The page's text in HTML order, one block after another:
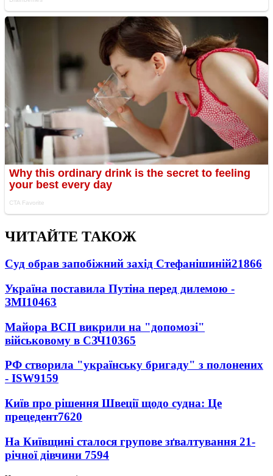
ЧИТАЙТЕ ТАКОЖ
Суд обрав запобіжний захід Стефанішиній21866
Україна поставила Путіна перед дилемою -
ЗМІ10463
Майора ВСП викрили на "допомозі"
військовому в СЗЧ10365
РФ створила "українську бригаду" з полонених
- ISW9159
Київ про рішення Швеції щодо судна: Це
прецедент7620
На Київщині сталося групове зґвалтування 21-
річної дівчини 7594